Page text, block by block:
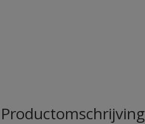
Productomschrijving